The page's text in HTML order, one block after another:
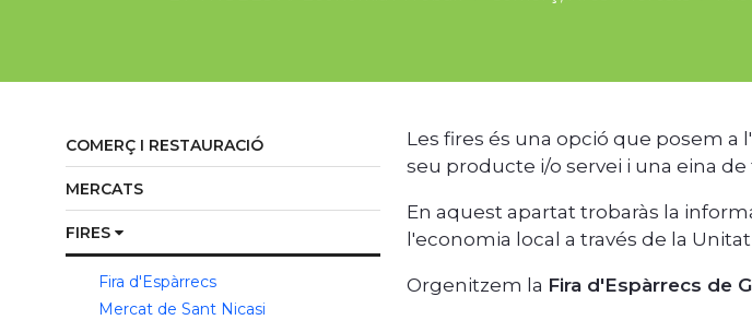
COMERÇ I RESTAURACIÓ
MERCATS
FIRES
Fira d'Espàrrecs
Mercat de Sant Nicasi
Les fires és una opció que posem a
seu producte i/o servei i una eina
En aquest apartat trobaràs la
l'economia local a través de la
Orgenitzem la Fira d'Espàrrecs de